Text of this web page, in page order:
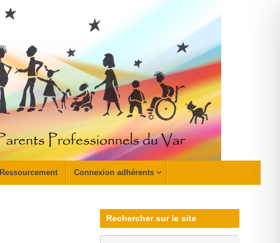
Ressourcement Connexion adhérents
Rechercher sur le site